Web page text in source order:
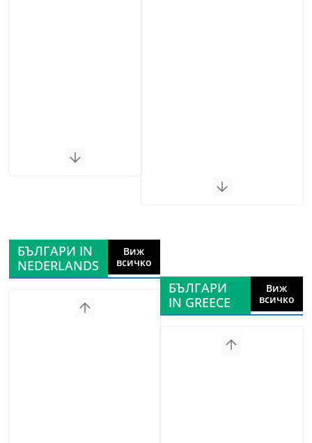
БЪЛГАРИ IN
NEDERLANDS
Виж
всичко
БЪЛГАРИ
IN GREECE
Виж
всичко